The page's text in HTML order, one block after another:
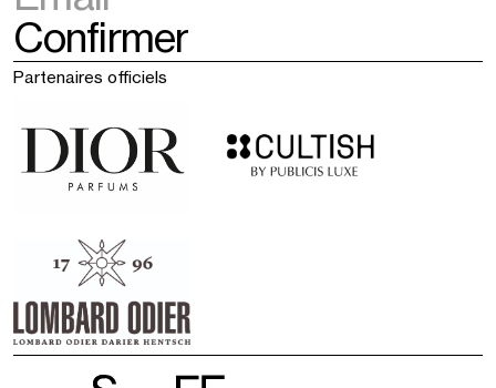
Partenaires officiels